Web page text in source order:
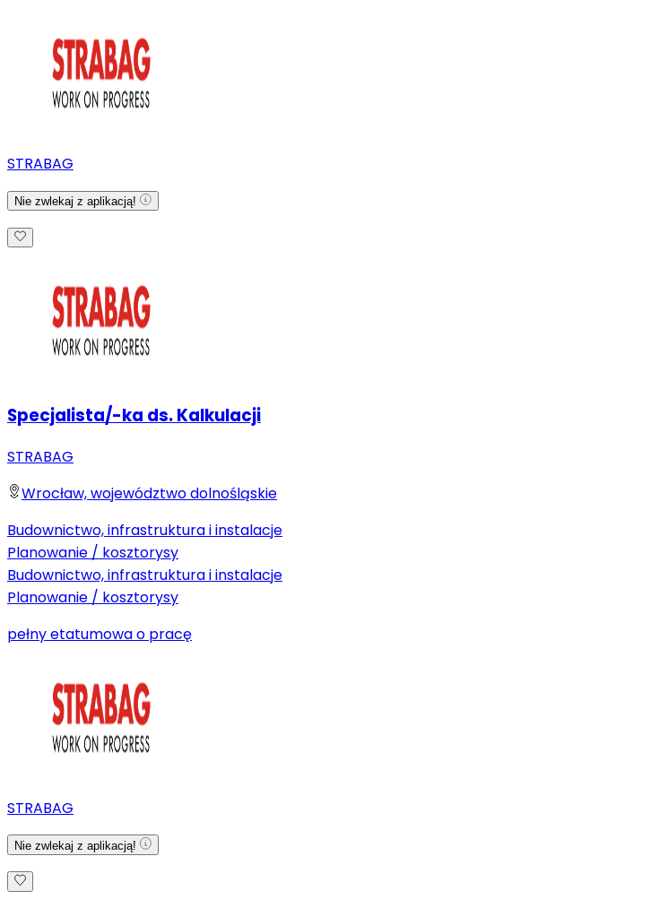
STRABAG
Nie zwlekaj z aplikacją!
Specjalista/-ka ds. Kalkulacji
STRABAG
Wrocław, województwo dolnośląskie
Budownictwo, infrastruktura i instalacje
Planowanie / kosztorysy
Budownictwo, infrastruktura i instalacje
Planowanie / kosztorysy
pełny etatumowa o pracę
STRABAG
Nie zwlekaj z aplikacją!